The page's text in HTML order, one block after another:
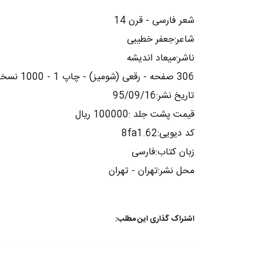
شعر فارسی - قرن 14
شاعر:جعفر خطیبی
ناشر:میعاد اندیشه
306 صفحه - رقعی (شومیز) - چاپ 1 - 1000 نسخه
تاریخ نشر:95/09/16
قیمت پشت جلد :100000 ریال
کد دیویی:8fa1.62
زبان کتاب:فارسی
محل نشر:تهران - تهران
اشتراک گذاری این مطلب: